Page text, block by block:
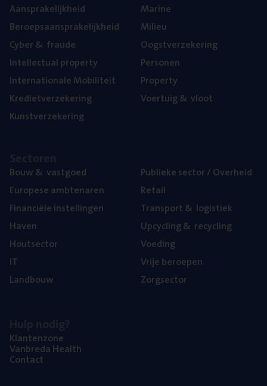
Aan­spra­ke­lijk­heid
Beroeps­aan­spra­ke­lijk­heid
Cyber& fraude
Intel­lec­tu­al property
Inter­na­ti­o­na­le Mobiliteit
Kre­diet­ver­ze­ke­ring
Kunst­ver­ze­ke­ring
Mari­ne
Mili­eu
Oogst­ver­ze­ke­ring
Per­so­nen
Pro­per­ty
Voer­tuig& vloot
Bouw& vastgoed
Euro­pe­se ambtenaren
Finan­ci­ë­le instellingen
Haven
Hout­sec­tor
IT
Land­bouw
Publie­ke sec­tor / Overheid
Retail
Trans­port& logistiek
Upcy­cling& recycling
Voe­ding
Vrije beroe­pen
Zorg­sec­tor
Klan­ten­zo­ne
Van­b­re­da Health
Con­tact